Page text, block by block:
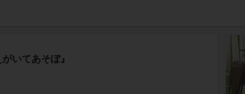
がいてあそぼ』